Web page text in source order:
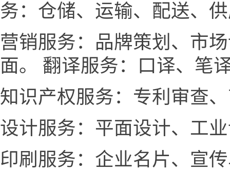
务：仓储、运输、配送、
营销服务：品牌策划、市
面。 翻译服务：口译、笔
知识产权服务：专利审查
设计服务：平面设计、工
印刷服务：企业名片、宣